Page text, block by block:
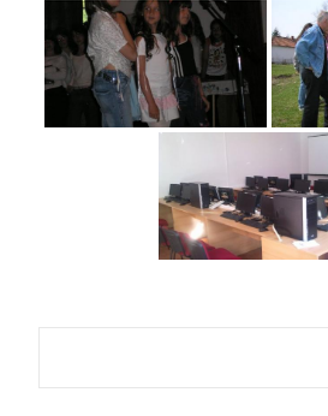
Post